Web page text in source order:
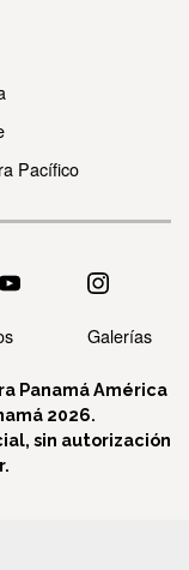
Pacífico
Galerías
Panamá América
2026.
sin autorización